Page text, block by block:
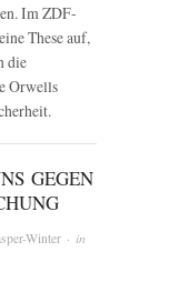
Im ZDF-
These auf,
die
Orwells
GEGEN
Winter · in